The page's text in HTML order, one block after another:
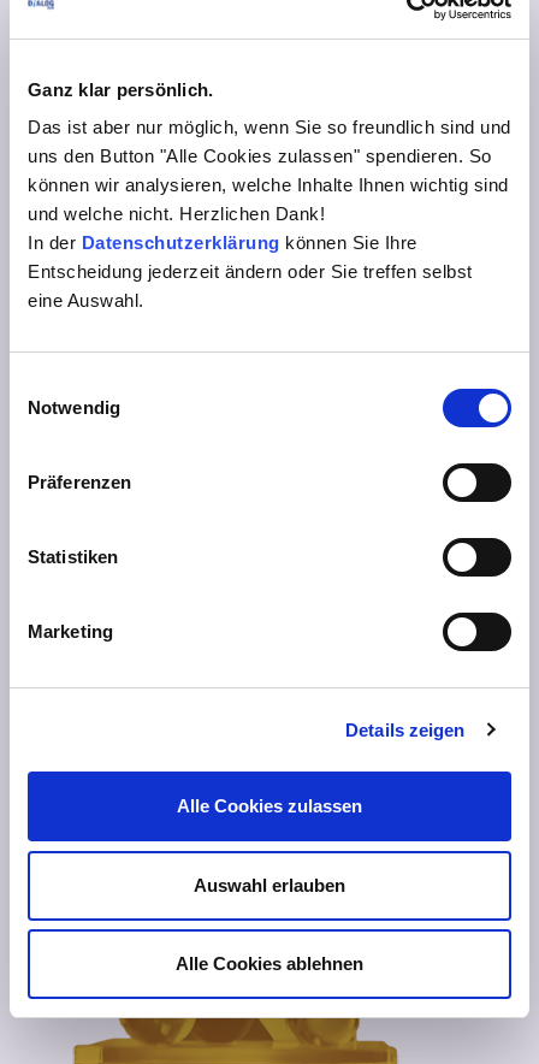
Ganz klar persönlich.
Das ist aber nur möglich, wenn Sie so freundlich sind und
uns den Button "Alle Cookies zulassen" spendieren. So
können wir analysieren, welche Inhalte Ihnen wichtig sind
und welche nicht. Herzlichen Dank!
In der Datenschutzerklärung können Sie Ihre
Entscheidung jederzeit ändern oder Sie treffen selbst
eine Auswahl.
Notwendig
Präferenzen
Statistiken
Marketing
Details zeigen
Alle Cookies zulassen
Auswahl erlauben
Alle Cookies ablehnen
Werbe- und Präsentation auf allen DiALOG-
EIM-Gala (ca. 8000 Stück)
Möglichkeit als Aussteller mitzuwirken und ein
Vortrags-Slot im Rahmenprogramm des
Fachforum DiALOG für Enterprise Information
Management (2 Tage)
Beitrag (2/1 Seiten) und Anzeige (1/2 Seite) im
DiALOG Magazin (jährlich) als eBook und
Printmagazin Auflage ca. 8000 Stück)
Jingle, in Moderation, in Präsentation
4 VIP–Teilnehmer für EIM-Galadinner und
Preisverleihung